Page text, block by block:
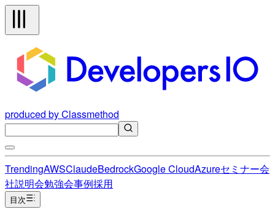
produced by Classmethod
TrendingAWSClaudeBedrockGoogle CloudAzureセミナー会
社説明会勉強会事例採用
目次